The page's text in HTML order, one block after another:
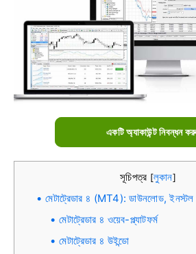
একটি অ্যাকাউন্ট নিবন্ধন
সূচিপত্র [লুকান]
মেটাট্রেডার ৪ (MT4): ডাউনলোড,
মেটাট্রেডার ৪ ওয়েব-প্ল্যাটফর্ম
মেটাট্রেডার ৪ উইন্ডো